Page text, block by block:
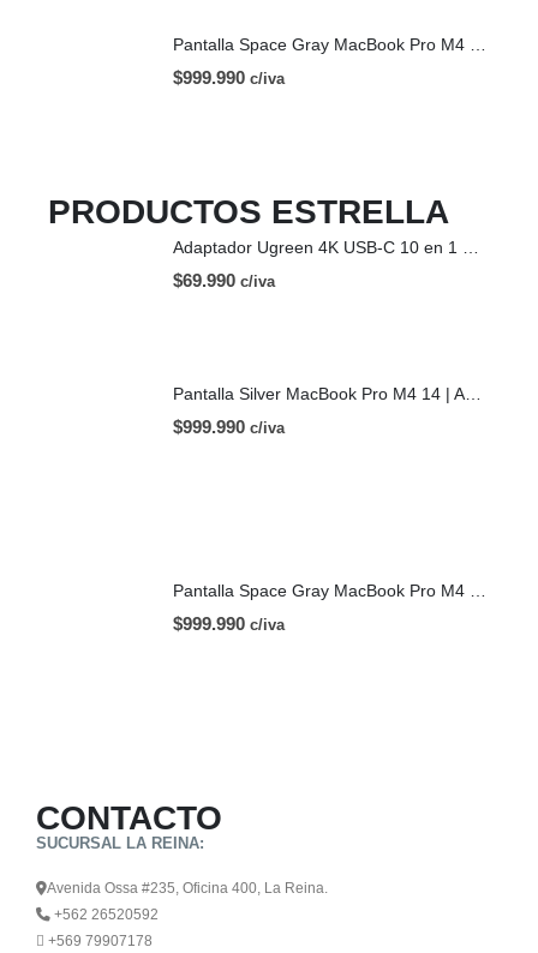
$999.990 c/iva
PRODUCTOS ESTRELLA
$69.990 c/iva
$999.990 c/iva
$999.990 c/iva
CONTACTO
SUCURSAL LA REINA:
Avenida Ossa #235, Oficina 400, La Reina.
+562 26520592
+569 79907178